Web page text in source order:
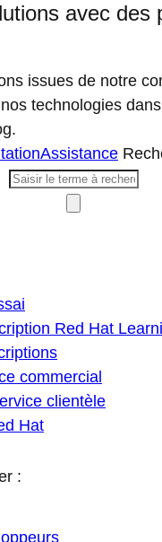
avec des
issues de notre
technologies
Assistance
Red Hat
commercial
clientèle
Hat
: